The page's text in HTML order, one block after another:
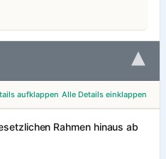
▾
aufklappen Alle Details einklappen
Rahmen hinaus ab